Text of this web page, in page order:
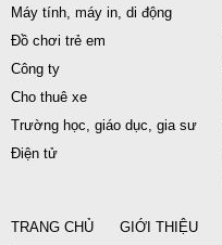
Máy tính, máy in, di động
Đồ chơi trẻ em
Công ty
Cho thuê xe
Trường học, giáo dục, gia sư
Điện tử
TRANG CHỦ GIỚI THIỆU